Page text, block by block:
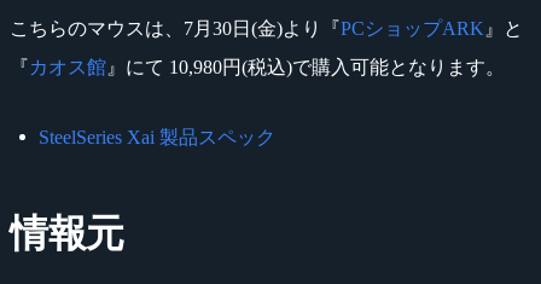
こちらのマウスは、7月30日(金)より『PCショップARK 』と
『カオス館 』にて 10,980円(税込)で購入可能となります。
SteelSeries Xai 製品スペック
情報元